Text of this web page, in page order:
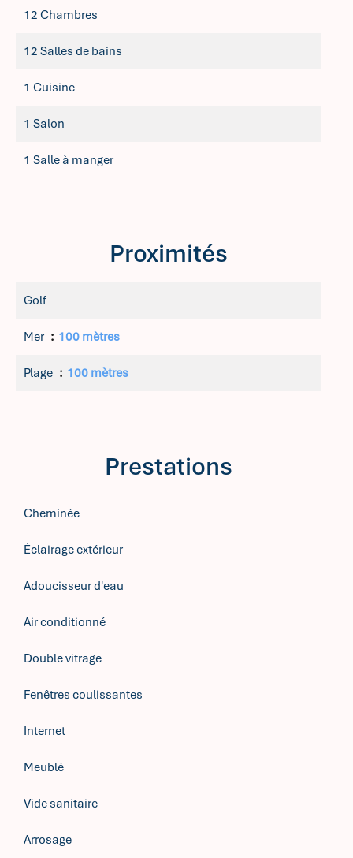
12 Chambres
12 Salles de bains
1 Cuisine
1 Salon
1 Salle à manger
Proximités
Golf
Mer 100 mètres
Plage 100 mètres
Prestations
Cheminée
Éclairage extérieur
Adoucisseur d'eau
Air conditionné
Double vitrage
Fenêtres coulissantes
Internet
Meublé
Vide sanitaire
Arrosage